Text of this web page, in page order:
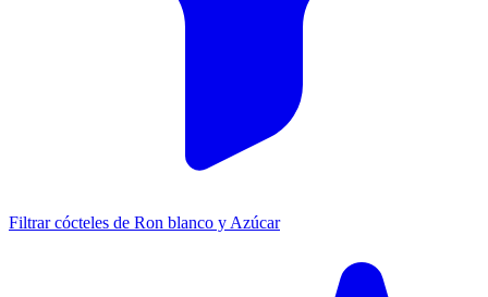
Filtrar cócteles de Ron blanco y Azúcar